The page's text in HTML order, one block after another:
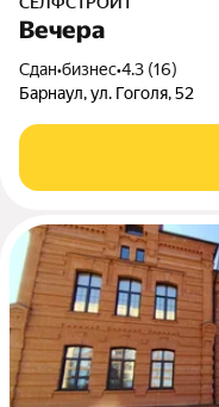
Вечера
Сдан•бизнес•4.3 (16)
Барнаул, ул. Гоголя, 52